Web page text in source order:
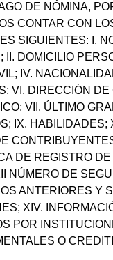
DE NÓMINA,
CONTAR CON
SIGUIENTES: I.
II. DOMICILIO
IV.
VI. DIRECCIÓN DE
VII. ÚLTIMO
IX. HABILIDADES;
DE REGISTRO DE
NÚMERO DE
ANTERIORES Y
XIV.
POR
O